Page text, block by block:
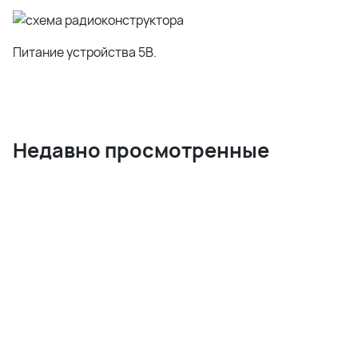
Питание устройства 5В.
Недавно просмотренные